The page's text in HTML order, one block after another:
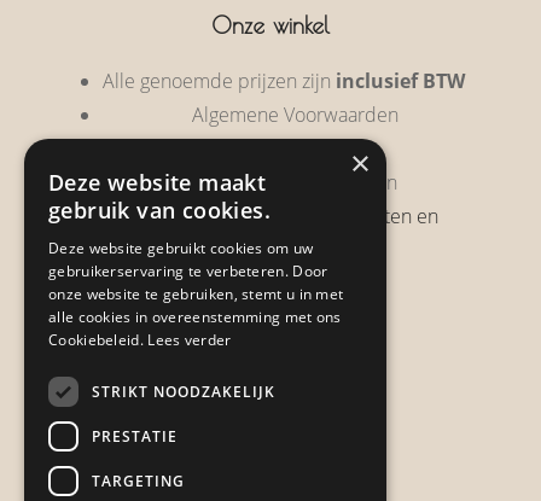
Onze winkel
Alle genoemde prijzen zijn inclusief BTW
Algemene Voorwaarden
Garantie & Retourneren
Verzendbeleid, verzendkosten en
verzendtijden
Heb je een klacht?
Zwijnsbergenstraat 154
×
Deze website maakt
gebruik van cookies.
Deze website gebruikt cookies om uw
gebruikerservaring te verbeteren. Door
onze website te gebruiken, stemt u in met
alle cookies in overeenstemming met ons
Cookiebeleid. Lees verder
STRIKT NOODZAKELIJK
PRESTATIE
TARGETING